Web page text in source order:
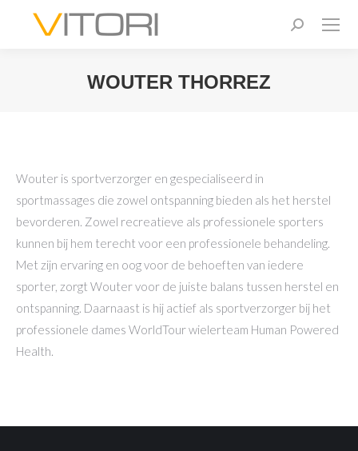
Zoeken:
WOUTER THORREZ
Wouter is sportverzorger en gespecialiseerd in
sportmassages die zowel ontspanning bieden als het herstel
bevorderen. Zowel recreatieve als professionele sporters
kunnen bij hem terecht voor een professionele behandeling.
Met zijn ervaring en oog voor de behoeften van iedere
sporter, zorgt Wouter voor de juiste balans tussen herstel en
ontspanning. Daarnaast is hij actief als sportverzorger bij het
professionele dames WorldTour wielerteam Human Powered
Health.